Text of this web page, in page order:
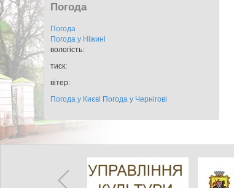
Погода
Погода
Погода у Ніжині
вологість:
тиск:
вітер:
Погода у Києві Погода у Чернігові